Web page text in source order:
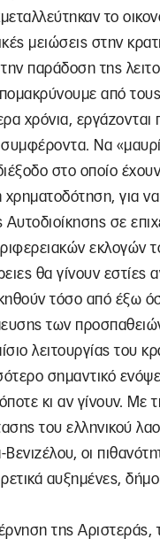
το
μειώσεις στην
παράδοση της
από τους
χρόνια,
Να
στο οποίο
για
σε
εκλογών
θα γίνουν εστίες
τόσο από έξω
των
λειτουργίας του
σημαντικό
κι αν γίνουν. Με
του ελληνικού
οι
αυξημένες,
της Αριστεράς,